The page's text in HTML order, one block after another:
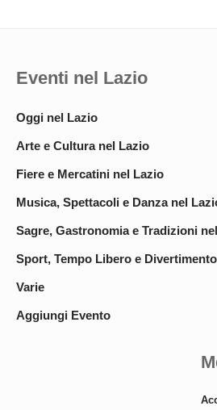
Eventi nel Lazio
Oggi nel Lazio
Arte e Cultura nel Lazio
Fiere e Mercatini nel Lazio
Musica, Spettacoli e Danza nel
Sagre, Gastronomia e Tradizioni
Sport, Tempo Libero e
Varie
Aggiungi Evento